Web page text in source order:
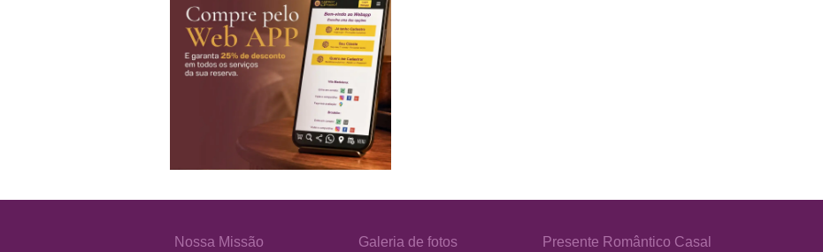
Nossa Missão
Galeria de fotos
Presente Romântico Casal